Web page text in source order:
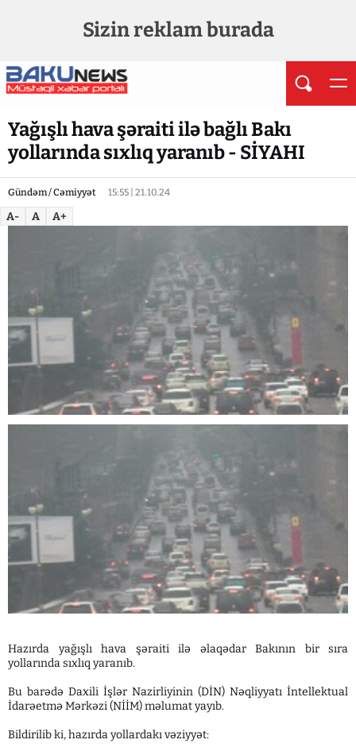
Sizin reklam burada
Yağışlı hava şəraiti ilə bağlı Bakı
yollarında sıxlıq yaranıb - SİYAHI
Gündəm / Cəmiyyət 15:55 | 21.10.24
A- A A+
Hazırda yağışlı hava şəraiti ilə əlaqədar Bakının bir sıra
yollarında sıxlıq yaranıb.
Bu barədə Daxili İşlər Nazirliyinin (DİN) Nəqliyyatı İntellektual
İdarəetmə Mərkəzi (NİİM) məlumat yayıb.
Bildirilib ki, hazırda yollardakı vəziyyət: